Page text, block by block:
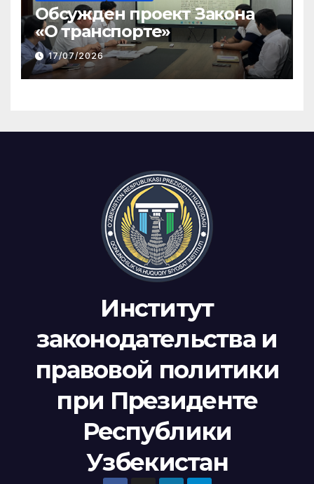
Обсужден проект Закона
«О транспорте»
17/07/2026
Институт
законодательства и
правовой политики
при Президенте
Республики
Узбекистан